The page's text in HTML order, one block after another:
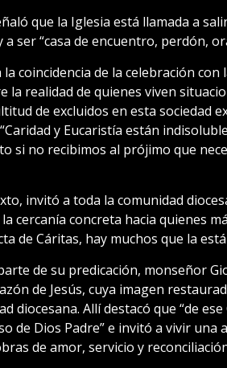
que la Iglesia está llamada a
a ser “casa de encuentro, perdón,
coincidencia de la celebración con
la realidad de quienes viven
de excluidos en esta sociedad
y Eucaristía están
si no recibimos al prójimo que
invitó a toda la comunidad
cercanía concreta hacia quienes
de Cáritas, hay muchos que la
de su predicación, monseñor
de Jesús, cuya imagen
diocesana. Allí destacó que “de
de Dios Padre” e invitó a vivir una
de amor, servicio y